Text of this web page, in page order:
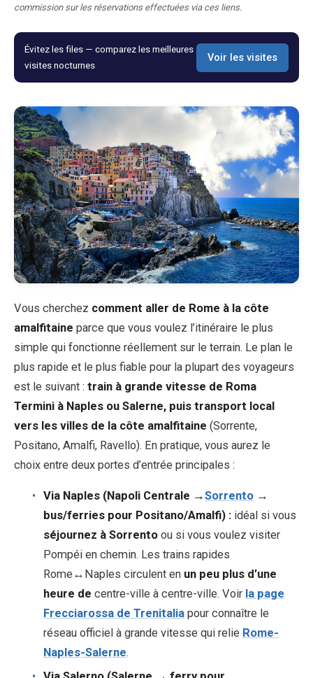
Boutique
Posters
T-Shirts
Fridge Magnets
License Plates
EN DE ES FR IT
commission sur les réservations effectuées via ces liens.
Évitez les files — comparez les meilleures
visites nocturnes
Voir les visites
Vous cherchez comment aller de Rome à la côte
amalfitaine parce que vous voulez l’itinéraire le plus
simple qui fonctionne réellement sur le terrain. Le plan le
plus rapide et le plus fiable pour la plupart des voyageurs
est le suivant : train à grande vitesse de Roma
Termini à Naples ou Salerne, puis transport local
vers les villes de la côte amalfitaine (Sorrente,
Positano, Amalfi, Ravello). En pratique, vous aurez le
choix entre deux portes d’entrée principales :
Via Naples (Napoli Centrale →Sorrento →
bus/ferries pour Positano/Amalfi) : idéal si vous
séjournez à Sorrento ou si vous voulez visiter
Pompéi en chemin. Les trains rapides
Rome↔Naples circulent en un peu plus d’une
heure de centre-ville à centre-ville. Voir la page
Frecciarossa de Trenitalia pour connaître le
réseau officiel à grande vitesse qui relie Rome-
Naples-Salerne.